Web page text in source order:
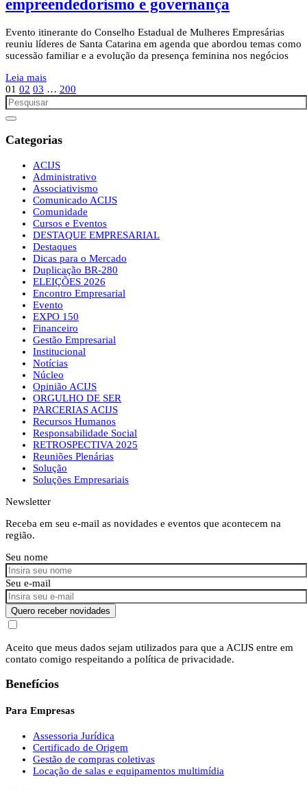
empreendedorismo e governança
Evento itinerante do Conselho Estadual de Mulheres Empresárias
reuniu líderes de Santa Catarina em agenda que abordou temas como
sucessão familiar e a evolução da presença feminina nos negócios
Leia mais
01 02 03 … 200
Categorias
ACIJS
Administrativo
Associativismo
Comunicado ACIJS
Comunidade
Cursos e Eventos
DESTAQUE EMPRESARIAL
Destaques
Dicas para o Mercado
Duplicação BR-280
ELEIÇÕES 2026
Encontro Empresarial
Evento
EXPO 150
Financeiro
Gestão Empresarial
Institucional
Notícias
Núcleo
Opinião ACIJS
ORGULHO DE SER
PARCERIAS ACIJS
Recursos Humanos
Responsabilidade Social
RETROSPECTIVA 2025
Reuniões Plenárias
Solução
Soluções Empresariais
Newsletter
Receba em seu e-mail as novidades e eventos que acontecem na
região.
Seu nome
Seu e-mail
Quero receber novidades
Aceito que meus dados sejam utilizados para que a ACIJS entre em
contato comigo respeitando a política de privacidade.
Benefícios
Para Empresas
Assessoria Jurídica
Certificado de Origem
Gestão de compras coletivas
Locação de salas e equipamentos multimídia